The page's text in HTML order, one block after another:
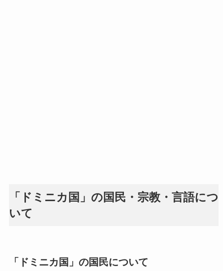
「ドミニカ国」の国民・宗教・言語につ
いて
「ドミニカ国」の国民について